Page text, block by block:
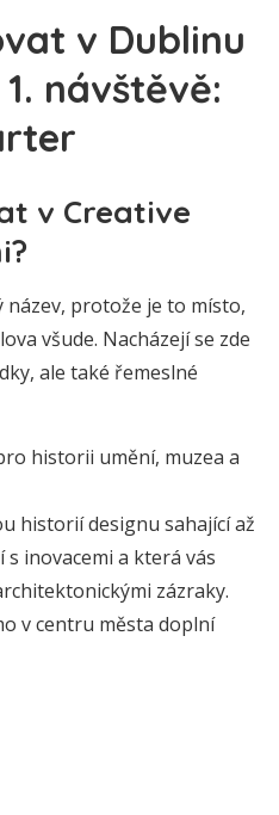
v Dublinu
návštěvě:
v Creative
protože je to místo,
všude. Nacházejí se zde
ale také řemeslné
historii umění, muzea a
historií designu sahající až
inovacemi a která vás
zázraky.
v centru města doplní